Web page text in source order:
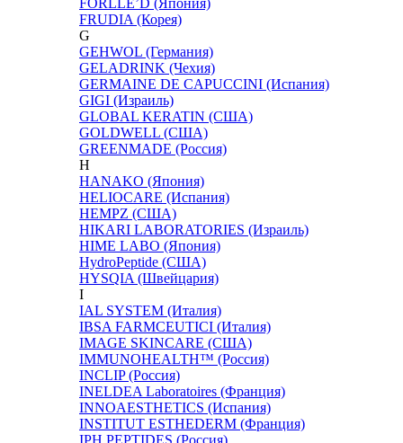
FRUDIA (Корея)
G
GEHWOL (Германия)
GELADRINK (Чехия)
GERMAINE DE CAPUCCINI (Испания)
GIGI (Израиль)
GLOBAL KERATIN (США)
GOLDWELL (США)
GREENMADE (Россия)
H
HANAKO (Япония)
HELIOCARE (Испания)
HEMPZ (США)
HIKARI LABORATORIES (Израиль)
HIME LABO (Япония)
HydroPeptide (США)
HYSQIA (Швейцария)
I
IAL SYSTEM (Италия)
IBSA FARMCEUTICI (Италия)
IMAGE SKINCARE (США)
IMMUNOHEALTH™ (Россия)
INCLIP (Россия)
INELDEA Laboratoires (Франция)
INNOAESTHETICS (Испания)
INSTITUT ESTHEDERM (Франция)
IPH PEPTIDES (Россия)